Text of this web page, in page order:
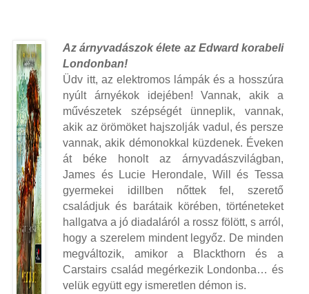
Azárnyvadászokélete az Edward korabeli
Londonban!
Üdv itt, az elektromos lámpák és a hosszúra
nyúlt árnyékok idejében! Vannak, akik a
művészetek szépségét ünneplik, vannak,
akik az örömöket hajszolják vadul, és persze
vannak, akik démonokkal küzdenek. Éveken
át béke honolt az árnyvadászvilágban,
James és Lucie Herondale, Will és Tessa
gyermekei idillben nőttek fel, szerető
családjuk és barátaik körében, történeteket
hallgatva a jó diadaláról a rossz fölött, s arról,
hogy a szerelem mindent legyőz. De minden
megváltozik, amikor a Blackthorn és a
Carstairs család megérkezik Londonba… és
velük együtt egy ismeretlen démon is.